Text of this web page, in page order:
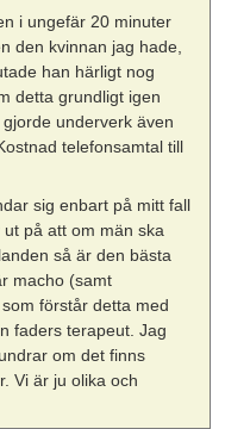
i ungefär 20 minuter
den kvinnan jag hade,
han härligt nog
detta grundligt igen
underverk även
telefonsamtal till
sig enbart på mitt fall
på att om män ska
så är den bästa
macho (samt
förstår detta med
faders terapeut. Jag
om det finns
Vi är ju olika och